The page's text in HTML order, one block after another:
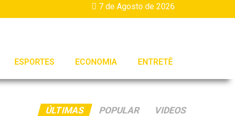
7 de Agosto de 2026
ESPORTES ECONOMIA ENTRETÊ
ÚLTIMAS POPULAR VIDEOS